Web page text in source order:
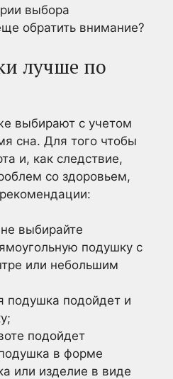
выбора
обратить внимание?
лучше по
выбирают с учетом
сна. Для того чтобы
и, как следствие,
со здоровьем,
выбирайте
подушку с
или небольшим
подушка подойдет и
подойдет
в форме
или изделие в виде